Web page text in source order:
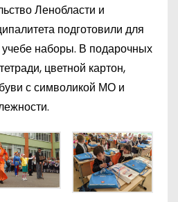
Ленобласти и
подготовили для
наборы. В подарочных
цветной картон,
с символикой МО и